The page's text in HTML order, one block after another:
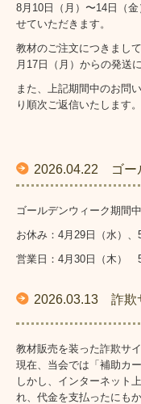
教材お申込み
お詫びと訂正
会員制度について
認定講師のご紹介
各地有志勉強会
教室案内
8月10日（月）〜14日（
せていただきます。
教材のご注文につきまし
月17日（月）からの発送
また、上記期間中のお問
り順次ご返信いたします。
2026.04.22 ゴー
ゴールデンウィーク期間
お休み：4月29日（水）、
営業日：4月30日（木） 5
2026.03.13 詐欺
教材販売を装った詐欺サ
現在、当会では「補助カ
しかし、インターネット
れ、代金を支払ったにも